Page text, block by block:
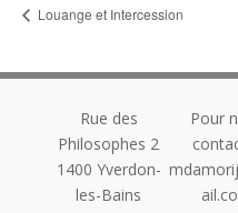
Louange et Intercession
Rue des
Philosophes 2
1400 Yverdon-
les-Bains
Pour